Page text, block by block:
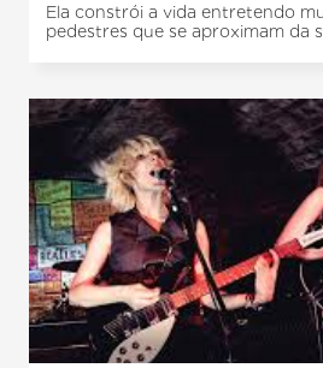
Ela constrói a vida entretendo
pedestres que se aproximam da